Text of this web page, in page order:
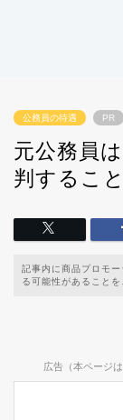
公務員の待遇 PR
元公務員
判するこ
記事内に商品プロモ
る可能性があることを
広告（本ページ